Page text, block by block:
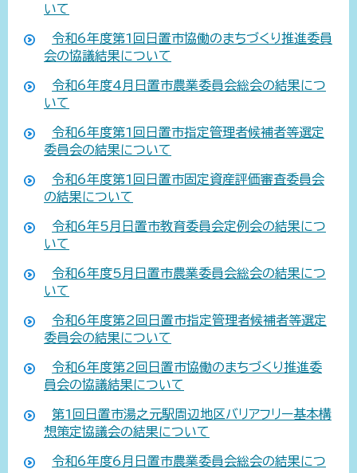
いて
令和6年度第1回日置市協働のまちづくり推進委員
会の協議結果について
令和6年度4月日置市農業委員会総会の結果につ
いて
令和6年度第1回日置市指定管理者候補者等選定
委員会の結果について
令和6年度第1回日置市固定資産評価審査委員会
の結果について
令和6年5月日置市教育委員会定例会の結果につ
いて
令和6年度5月日置市農業委員会総会の結果につ
いて
令和6年度第2回日置市指定管理者候補者等選定
委員会の結果について
令和6年度第2回日置市協働のまちづくり推進委
員会の協議結果について
第1回日置市湯之元駅周辺地区バリアフリー基本構
想策定協議会の結果について
令和6年度6月日置市農業委員会総会の結果につ